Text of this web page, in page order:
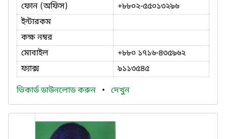
ফোন (অফিস)
+৮৮০২-৫৫০১৩২৯৬
ইন্টারকম
কক্ষ নম্বর
মোবাইল
+৮৮০ ১৭১৬-৪৩৫৯৬২
ফ্যাক্স
৯১১৩৫৪৫
ভিকার্ড ডাউনলোড করুন • দেখুন